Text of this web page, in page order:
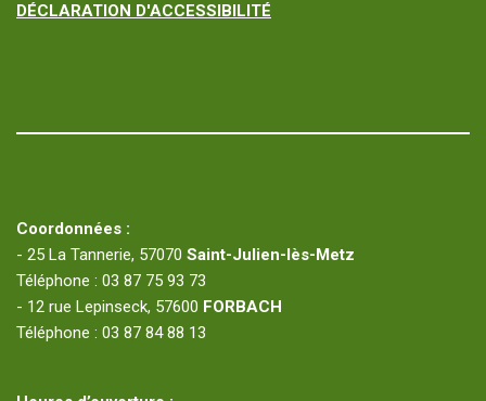
DÉCLARATION D'ACCESSIBILITÉ
Coordonnées :
- 25 La Tannerie, 57070 Saint-Julien-lès-Metz
Téléphone : 03 87 75 93 73
- 12 rue Lepinseck, 57600 FORBACH
Téléphone : 03 87 84 88 13